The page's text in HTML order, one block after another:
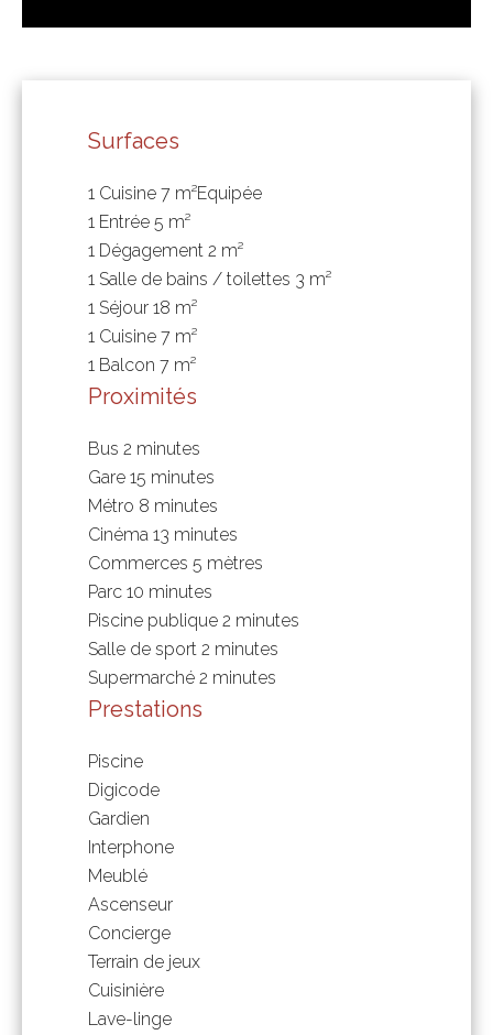
Surfaces
1 Cuisine 7 m²Equipée
1 Entrée 5 m²
1 Dégagement 2 m²
1 Salle de bains / toilettes 3 m²
1 Séjour 18 m²
1 Cuisine 7 m²
1 Balcon 7 m²
Proximités
Bus 2 minutes
Gare 15 minutes
Métro 8 minutes
Cinéma 13 minutes
Commerces 5 mètres
Parc 10 minutes
Piscine publique 2 minutes
Salle de sport 2 minutes
Supermarché 2 minutes
Prestations
Piscine
Digicode
Gardien
Interphone
Meublé
Ascenseur
Concierge
Terrain de jeux
Cuisinière
Lave-linge